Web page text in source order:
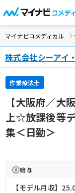
マイナビコメディカル
株式会社シーアイ
作業療法士
【大阪府／大
上☆放課後等
集＜日勤＞
給与
【モデル月収】